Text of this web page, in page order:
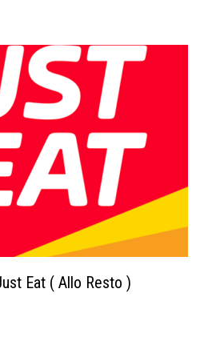
Eat ( Allo Resto )